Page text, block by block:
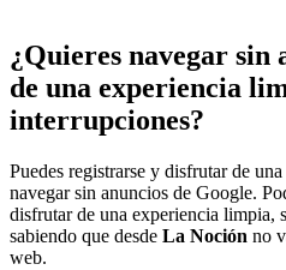
¿Quieres navegar
de una experiencia
interrupciones?
Puedes registrarse y disfrutar de una
navegar sin anuncios de Google.
disfrutar de una experiencia limpia,
sabiendo que desde La Noción no
web.